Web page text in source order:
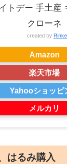
トデー 手土産
クローネ
created by
Amazon
楽天市場
Yahooショッピ
メルカリ
はるみ購入